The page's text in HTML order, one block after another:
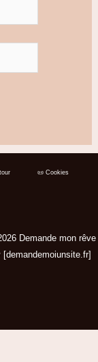
📜 Cookies
Demande mon rêve
[demandemoiunsite.fr]